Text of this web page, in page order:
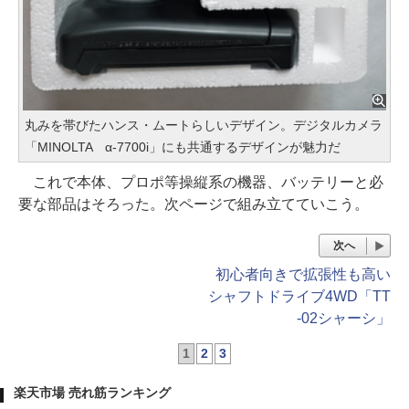
丸みを帯びたハンス・ムートらしいデザイン。デジタルカメラ
「MINOLTA α-7700i」にも共通するデザインが魅力だ
これで本体、プロポ等操縦系の機器、バッテリーと必
要な部品はそろった。次ページで組み立てていこう。
次へ
初心者向きで拡張性も高い
シャフトドライブ4WD「TT
-02シャーシ」
1 2 3
楽天市場 売れ筋ランキング